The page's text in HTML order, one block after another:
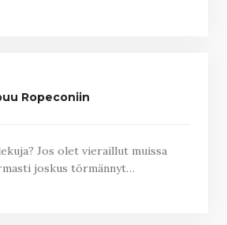
Ropeconiin
Jos olet vieraillut muissa
joskus törmännyt…